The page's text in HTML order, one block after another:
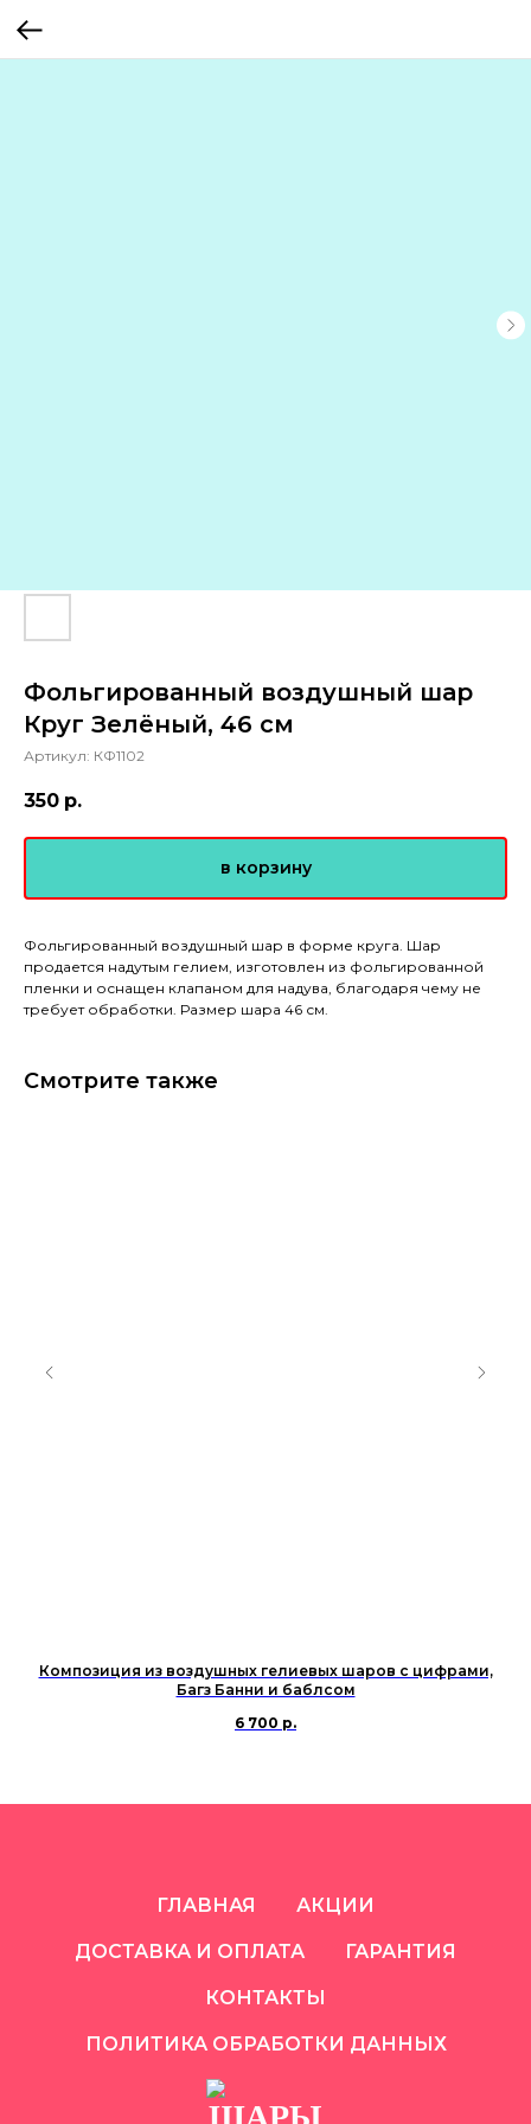
Фольгированный воздушный шар
Круг Зелёный, 46 см
Артикул: КФ1102
350 р.
в корзину
Фольгированный воздушный шар в форме круга. Шар
продается надутым гелием, изготовлен из фольгированной
пленки и оснащен клапаном для надува, благодаря чему не
требует обработки. Размер шара 46 см.
Смотрите также
Композиция из воздушных гелиевых шаров с цифрами,
Багз Банни и баблсом
6 700 р.
ГЛАВНАЯ АКЦИИ
ДОСТАВКА И ОПЛАТА ГАРАНТИЯ
КОНТАКТЫ
ПОЛИТИКА ОБРАБОТКИ ДАННЫХ